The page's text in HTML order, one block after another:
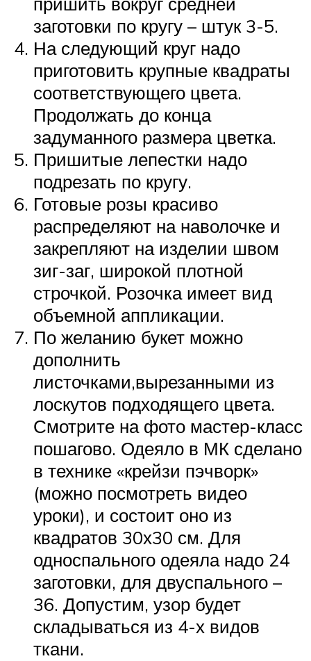
заготовки по кругу – штук 3-5.
На следующий круг надо
приготовить крупные квадраты
соответствующего цвета.
Продолжать до конца
задуманного размера цветка.
Пришитые лепестки надо
подрезать по кругу.
Готовые розы красиво
распределяют на наволочке и
закрепляют на изделии швом
зиг-заг, широкой плотной
строчкой. Розочка имеет вид
объемной аппликации.
По желанию букет можно
дополнить
листочками,вырезанными из
лоскутов подходящего цвета.
Смотрите на фото мастер-класс
пошагово. Одеяло в МК сделано
в технике «крейзи пэчворк»
(можно посмотреть видео
уроки), и состоит оно из
квадратов 30х30 см. Для
односпального одеяла надо 24
заготовки, для двуспального –
36. Допустим, узор будет
складываться из 4-х видов
ткани.